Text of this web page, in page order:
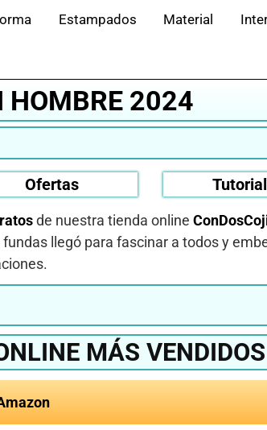
Estampados Material
HOMBRE 2024
Ofertas
de nuestra tienda online
llegó para fascinar a todos y
MÁS VENDIDOS